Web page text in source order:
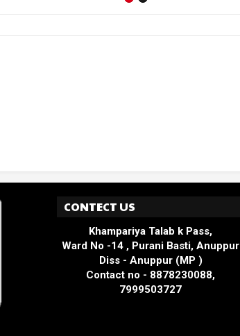
CONTECT US
Khampariya Talab k Pass,
Ward No -14 , Purani Basti, Anuppur
Diss - Anuppur (MP )
Contact no - 8878230088,
7999503727